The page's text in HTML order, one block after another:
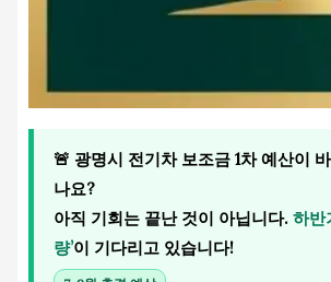
🚨 광명시 전기차 보조금 1차 예산이
나요?
아직 기회는 끝난 것이 아닙니다. 하반
량’이 기다리고 있습니다!